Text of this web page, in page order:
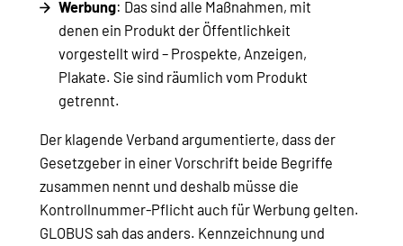
Werbung: Das sind alle Maßnahmen, mit
denen ein Produkt der Öffentlichkeit
vorgestellt wird – Prospekte, Anzeigen,
Plakate. Sie sind räumlich vom Produkt
getrennt.
Der klagende Verband argumentierte, dass der
Gesetzgeber in einer Vorschrift beide Begriffe
zusammen nennt und deshalb müsse die
Kontrollnummer-Pflicht auch für Werbung gelten.
GLOBUS sah das anders. Kennzeichnung und